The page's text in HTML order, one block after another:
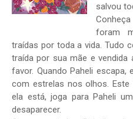
salvou
foram
traídas por toda a vida. Tudo
traída por sua mãe e
favor. Quando Paheli
com estrelas nos olhos.
ela está, joga para Paheli
desaparecer.